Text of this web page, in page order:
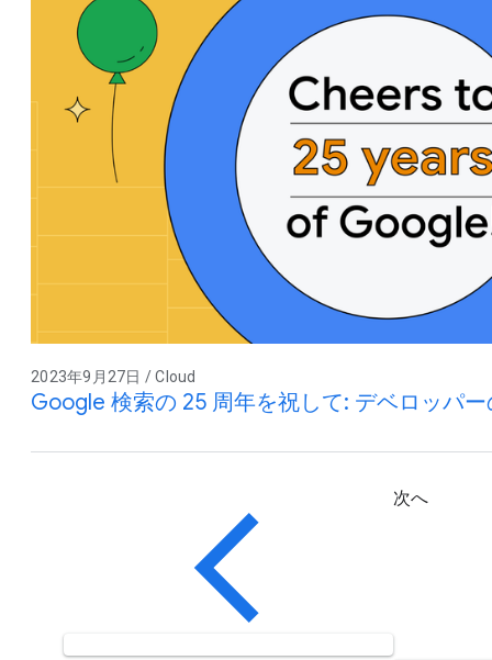
2023年9月27日 / Cloud
Google 検索の 25 周年を祝して: デベロッパ
次へ